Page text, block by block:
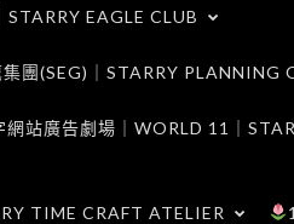
EAGLE CLUB
團(SEG)｜STARRY PLANNING
站廣告劇場｜WORLD 11｜
TIME CRAFT ATELIER